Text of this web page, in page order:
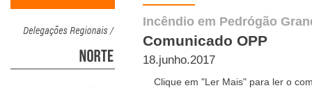
Incêndio em Pedrógão
Comunicado OPP
18.junho.2017
Clique em "Ler Mais" para ler o